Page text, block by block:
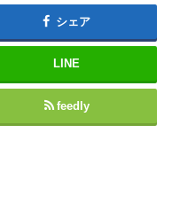
シェア
LINE
feedly